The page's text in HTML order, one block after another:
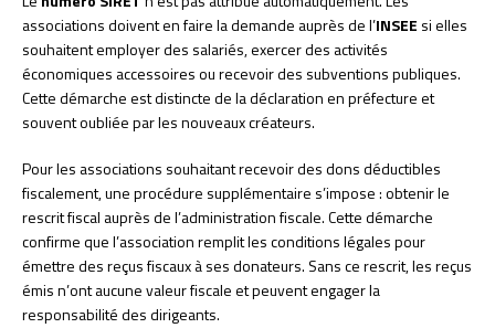
associations doivent en faire la demande auprès de l’INSEE si elles
souhaitent employer des salariés, exercer des activités
économiques accessoires ou recevoir des subventions publiques.
Cette démarche est distincte de la déclaration en préfecture et
souvent oubliée par les nouveaux créateurs.
Pour les associations souhaitant recevoir des dons déductibles
fiscalement, une procédure supplémentaire s’impose : obtenir le
rescrit fiscal auprès de l’administration fiscale. Cette démarche
confirme que l’association remplit les conditions légales pour
émettre des reçus fiscaux à ses donateurs. Sans ce rescrit, les reçus
émis n’ont aucune valeur fiscale et peuvent engager la
responsabilité des dirigeants.